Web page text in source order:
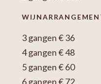
3 gangen € 36
4 gangen € 48
5 gangen € 60
6 gangen € 72